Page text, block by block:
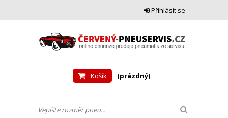
Přihlásit se
Košík (prázdný)